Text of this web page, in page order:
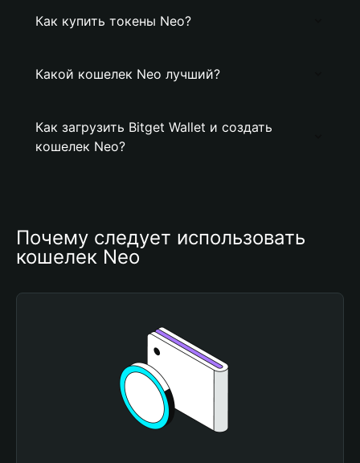
Как купить токены Neo?
Какой кошелек Neo лучший?
Как загрузить Bitget Wallet и создать
кошелек Neo?
Почему следует использовать
кошелек Neo